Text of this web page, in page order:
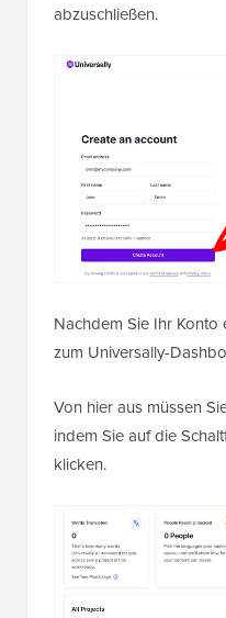
abzuschließen.
Nachdem Sie Ihr
zum Universally-
Von hier aus müssen
indem Sie auf die
klicken.